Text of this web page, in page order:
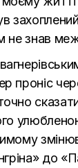
не знав
проніс
до